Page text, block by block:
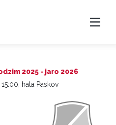
2025 - jaro 2026
hala Paskov